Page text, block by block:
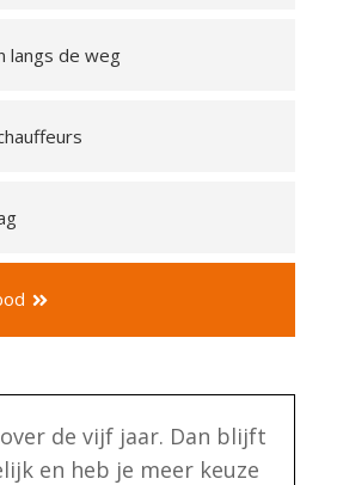
langs de weg
de vijf jaar. Dan blijft
en heb je meer keuze